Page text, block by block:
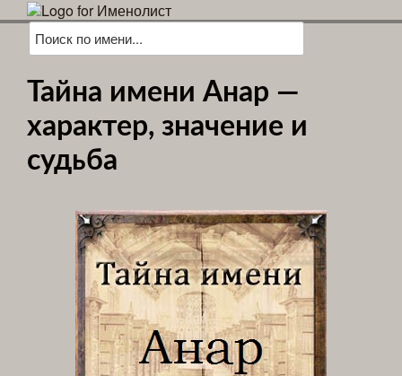
Тайна имени Анар —
характер, значение и
судьба